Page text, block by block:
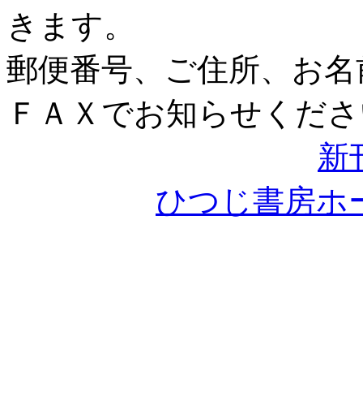
きます。
郵便番号、ご住所、お
ＦＡＸでお知らせくだ
新
ひつじ書房ホ